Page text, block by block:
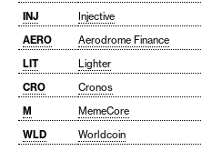
INJ
Injective
AERO
Aerodrome Finance
LIT
Lighter
CRO
Cronos
M
MemeCore
WLD
Worldcoin